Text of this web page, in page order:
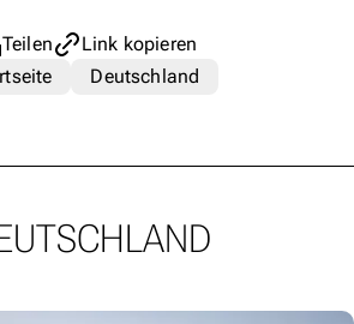
Teilen
Link kopieren
Deutschland